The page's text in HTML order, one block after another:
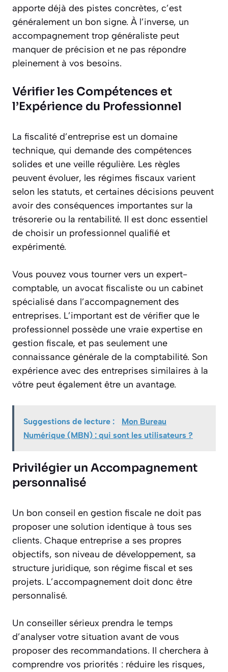
apporte déjà des pistes concrètes, c’est
généralement un bon signe. À l’inverse, un
accompagnement trop généraliste peut
manquer de précision et ne pas répondre
pleinement à vos besoins.
Vérifier les Compétences et
l’Expérience du Professionnel
La fiscalité d’entreprise est un domaine
technique, qui demande des compétences
solides et une veille régulière. Les règles
peuvent évoluer, les régimes fiscaux varient
selon les statuts, et certaines décisions peuvent
avoir des conséquences importantes sur la
trésorerie ou la rentabilité. Il est donc essentiel
de choisir un professionnel qualifié et
expérimenté.
Vous pouvez vous tourner vers un expert-
comptable, un avocat fiscaliste ou un cabinet
spécialisé dans l’accompagnement des
entreprises. L’important est de vérifier que le
professionnel possède une vraie expertise en
gestion fiscale, et pas seulement une
connaissance générale de la comptabilité. Son
expérience avec des entreprises similaires à la
vôtre peut également être un avantage.
Suggestions de lecture :
Mon Bureau
Numérique (MBN) : qui sont les utilisateurs ?
Privilégier un Accompagnement
personnalisé
Un bon conseil en gestion fiscale ne doit pas
proposer une solution identique à tous ses
clients. Chaque entreprise a ses propres
objectifs, son niveau de développement, sa
structure juridique, son régime fiscal et ses
projets. L’accompagnement doit donc être
personnalisé.
Un conseiller sérieux prendra le temps
d’analyser votre situation avant de vous
proposer des recommandations. Il cherchera à
comprendre vos priorités : réduire les risques,